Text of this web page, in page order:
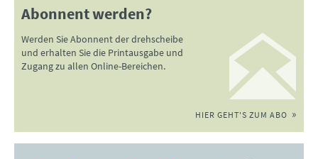
Abonnent werden?
Werden Sie Abonnent der drehscheibe
und erhalten Sie die Printausgabe und
Zugang zu allen Online-Bereichen.
HIER GEHT'S ZUM ABO